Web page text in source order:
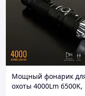
Мощный фонарик
охоты 4000Lm 6500K,